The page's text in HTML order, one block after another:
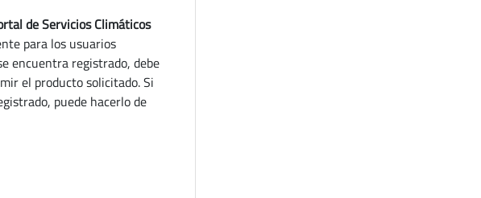
de Servicios Climáticos
para los usuarios
encuentra registrado, debe
el producto solicitado. Si
puede hacerlo de